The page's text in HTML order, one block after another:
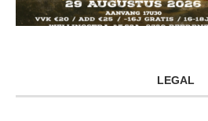
LEGAL